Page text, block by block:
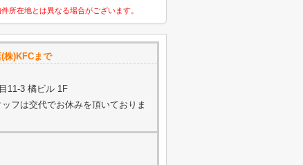
所在地とは異なる場合がございます。
株)KFCまで
11-3 橘ビル 1F
フは交代でお休みを頂いておりま